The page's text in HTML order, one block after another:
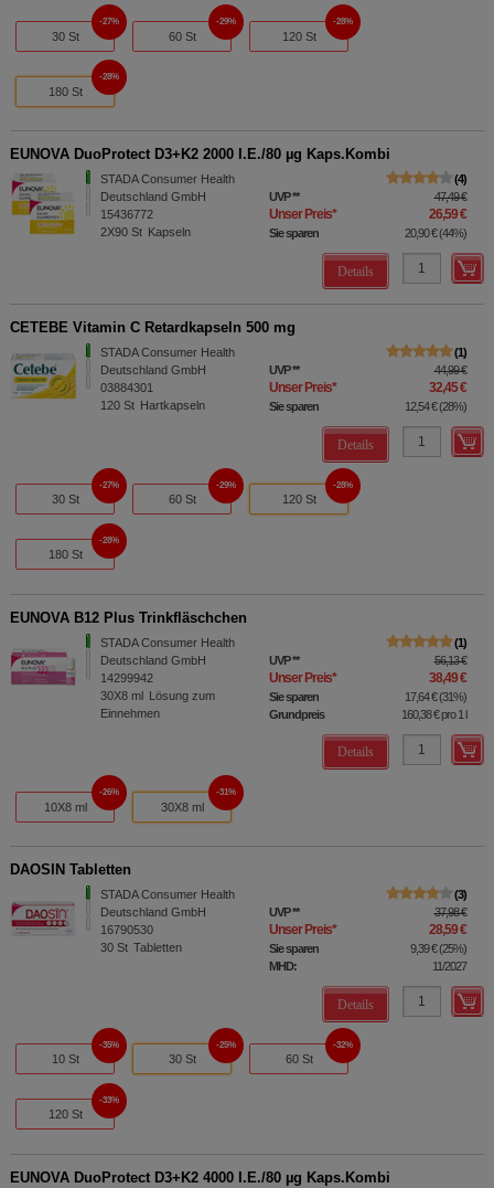
30 St
27%
60 St
29%
120 St
28%
180 St
28%
EUNOVA DuoProtect D3+K2 2000 I.E./80 µg Kaps.Kombi
STADA Consumer Health
Deutschland GmbH
15436772
2X90 St Kapseln
4
UVP** 47,49 €
Unser Preis* 26,59 €
Sie sparen 20,90 €(44%)
Details
CETEBE Vitamin C Retardkapseln 500 mg
STADA Consumer Health
Deutschland GmbH
03884301
120 St Hartkapseln
1
UVP** 44,99 €
Unser Preis* 32,45 €
Sie sparen 12,54 €(28%)
Details
30 St
27%
60 St
29%
120 St
28%
180 St
28%
EUNOVA B12 Plus Trinkfläschchen
STADA Consumer Health
Deutschland GmbH
14299942
30X8 ml Lösung zum
Einnehmen
1
UVP** 56,13 €
Unser Preis* 38,49 €
Sie sparen 17,64 €(31%)
Grundpreis
160,38 €pro 1 l
Details
10X8 ml
26%
30X8 ml
31%
DAOSIN Tabletten
STADA Consumer Health
Deutschland GmbH
16790530
30 St Tabletten
3
UVP** 37,98 €
Unser Preis* 28,59 €
Sie sparen 9,39 €(25%)
MHD:
11/2027
Details
10 St
35%
30 St
25%
60 St
32%
120 St
33%
EUNOVA DuoProtect D3+K2 4000 I.E./80 µg Kaps.Kombi